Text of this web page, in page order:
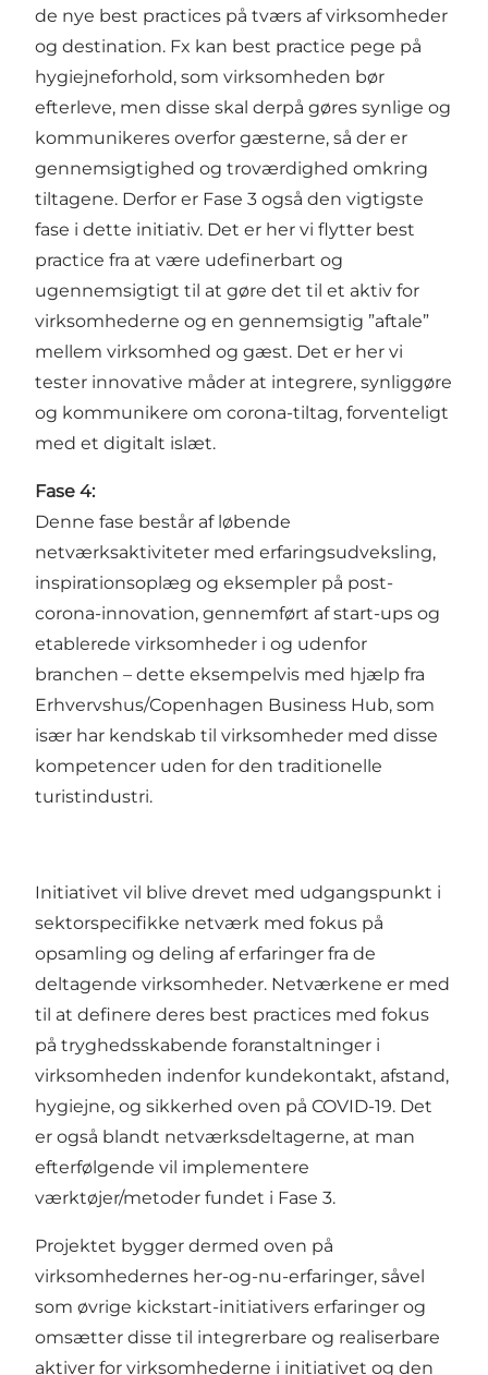
de nye best practices på tværs af virksomheder
og destination. Fx kan best practice pege på
hygiejneforhold, som virksomheden bør
efterleve, men disse skal derpå gøres synlige og
kommunikeres overfor gæsterne, så der er
gennemsigtighed og troværdighed omkring
tiltagene. Derfor er Fase 3 også den vigtigste
fase i dette initiativ. Det er her vi flytter best
practice fra at være udefinerbart og
ugennemsigtigt til at gøre det til et aktiv for
virksomhederne og en gennemsigtig ”aftale”
mellem virksomhed og gæst. Det er her vi
tester innovative måder at integrere, synliggøre
og kommunikere om corona-tiltag, forventeligt
med et digitalt islæt.
Fase 4:
Denne fase består af løbende
netværksaktiviteter med erfaringsudveksling,
inspirationsoplæg og eksempler på post-
corona-innovation, gennemført af start-ups og
etablerede virksomheder i og udenfor
branchen – dette eksempelvis med hjælp fra
Erhvervshus/Copenhagen Business Hub, som
især har kendskab til virksomheder med disse
kompetencer uden for den traditionelle
turistindustri.
Initiativet vil blive drevet med udgangspunkt i
sektorspecifikke netværk med fokus på
opsamling og deling af erfaringer fra de
deltagende virksomheder. Netværkene er med
til at definere deres best practices med fokus
på tryghedsskabende foranstaltninger i
virksomheden indenfor kundekontakt, afstand,
hygiejne, og sikkerhed oven på COVID-19. Det
er også blandt netværksdeltagerne, at man
efterfølgende vil implementere
værktøjer/metoder fundet i Fase 3.
Projektet bygger dermed oven på
virksomhedernes her-og-nu-erfaringer, såvel
som øvrige kickstart-initiativers erfaringer og
omsætter disse til integrerbare og realiserbare
aktiver for virksomhederne i initiativet og den